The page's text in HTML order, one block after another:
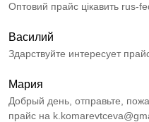
Оптовий прайс цікавить rus-
Василий
Здарствуйте интересует
Мария
Добрый день, отправьте,
прайс на